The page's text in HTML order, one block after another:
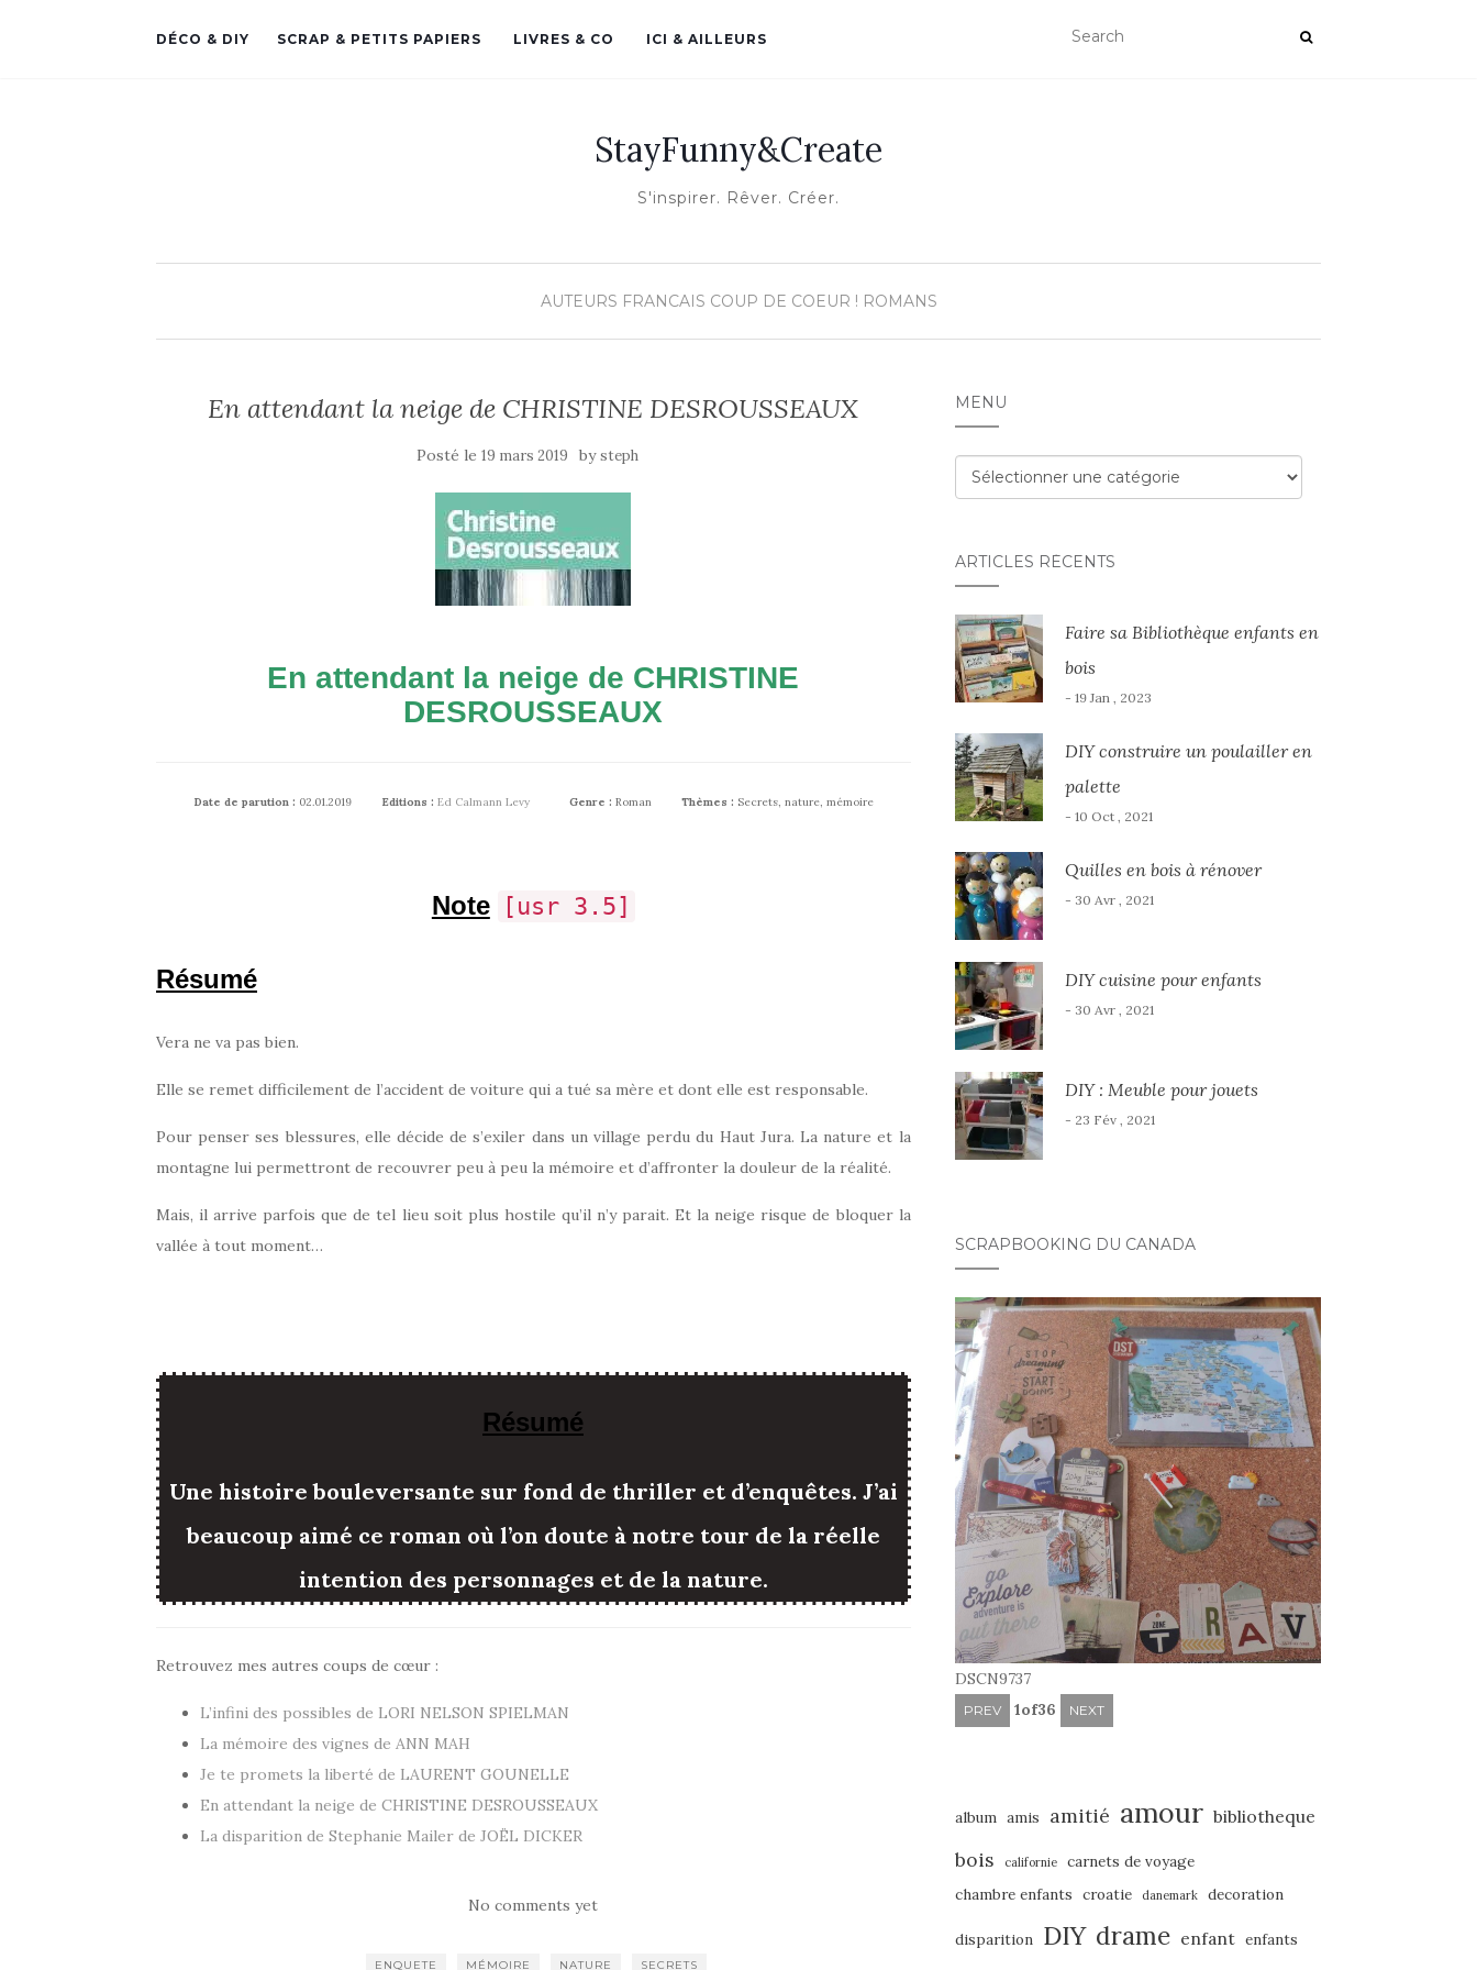
DÉCO & DIY SCRAP & PETITS PAPIERS LIVRES & CO ICI & AILLEURS
StayFunny&Create
S'inspirer. Rêver. Créer.
AUTEURS FRANCAIS COUP DE COEUR ! ROMANS
En attendant la neige de CHRISTINE DESROUSSEAUX
Posté le19 mars 2019 bysteph
En attendant la neige de CHRISTINE
DESROUSSEAUX
Date de parution : 02.01.2019 Editions : Ed Calmann Levy Genre : Roman Thèmes : Secrets, nature, mémoire
Note [usr 3.5]
Résumé
Vera ne va pas bien.
Elle se remet difficilement de l’accident de voiture qui a tué sa mère et dont elle est responsable.
Pour penser ses blessures, elle décide de s’exiler dans un village perdu du Haut Jura. La nature et la
montagne lui permettront de recouvrer peu à peu la mémoire et d’affronter la douleur de la réalité.
Mais, il arrive parfois que de tel lieu soit plus hostile qu’il n’y parait. Et la neige risque de bloquer la
vallée à tout moment…
Résumé
Une histoire bouleversante sur fond de thriller et d’enquêtes. J’ai
beaucoup aimé ce roman où l’on doute à notre tour de la réelle
intention des personnages et de la nature.
Retrouvez mes autres coups de cœur :
L’infini des possibles de LORI NELSON SPIELMAN
La mémoire des vignes de ANN MAH
Je te promets la liberté de LAURENT GOUNELLE
En attendant la neige de CHRISTINE DESROUSSEAUX
La disparition de Stephanie Mailer de JOËL DICKER
No comments yet
ENQUETE MÉMOIRE NATURE SECRETS
MENU
Menu
ARTICLES RÉCENTS
Faire sa Bibliothèque enfants en
bois
- 19 Jan , 2023
DIY construire un poulailler en
palette
- 10 Oct , 2021
Quilles en bois à rénover
- 30 Avr , 2021
DIY cuisine pour enfants
- 30 Avr , 2021
DIY : Meuble pour jouets
- 23 Fév , 2021
SCRAPBOOKING DU CANADA
DSCN9737
PREV 1of36 NEXT
album amis amitié amour bibliotheque
bois californie
carnets de voyage
chambre enfants croatie danemark decoration
disparition DIY drame enfant enfants